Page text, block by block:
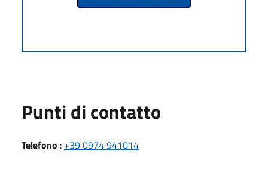
Punti di contatto
Telefono : +39 0974 941014